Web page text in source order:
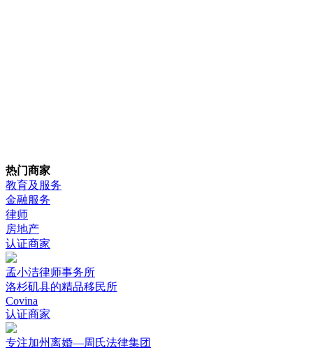
热门商家
教育及服务
金融服务
律师
房地产
认证商家
孟小洁律师事务所
洛杉矶县的精品移民所
Covina
认证商家
专注加州离婚—周氏法律集团